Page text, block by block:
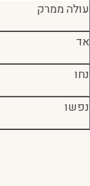
עולה ממרק
אד
נחו
נפשו